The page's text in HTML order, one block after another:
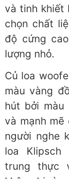
và tinh khiết
chọn chất
độ cứng
lượng nhỏ.
Củ loa
màu vàng
hút bởi màu
và mạnh mẽ
người nghe
loa Klipsch
trung thực